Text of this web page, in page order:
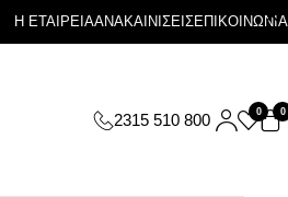
Η ΕΤΑΙΡΕΙΑΑΝΑΚΑΙΝΙΣΕΙΣΕΠΙΚΟΙΝΩΝΙΑ
2315 510 800 0 0